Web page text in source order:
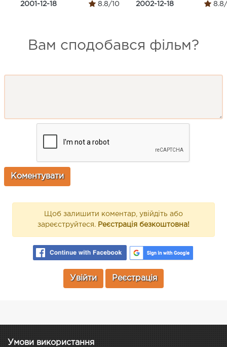
2001-12-18 8.8/10 2002-12-18 8.8/
Вам сподобався фільм?
Щоб залишити коментар, увійдіть або
зареєструйтеся. Реєстрація безкоштовна!
Увійти Реєстрація
Умови використання